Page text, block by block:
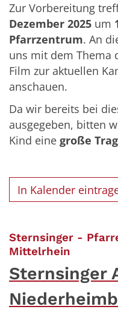
Zur Vorbereitung
Dezember 2025 um
Pfarrzentrum. An
uns mit dem Thema
Film zur aktuellen
anschauen.
Da wir bereits bei
ausgegeben, bitten
Kind eine große
In Kalender
Sternsinger -
Mittelrhein
Sternsinger